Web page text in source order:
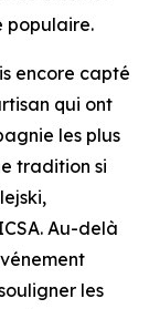
populaire.
encore capté
qui ont
les plus
tradition si
Au-delà
les